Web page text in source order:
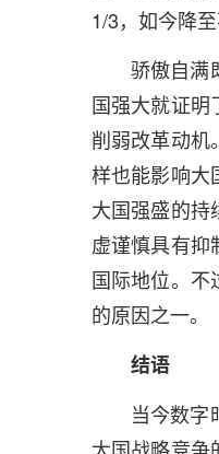
1/3，如今降
骄傲自满
国强大就证明
削弱改革动机
样也能影响大
大国强盛的持
虚谨慎具有抑
国际地位。不
的原因之一。
结语
当今数字